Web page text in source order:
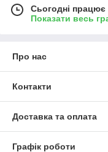
Сьогодні працює
Показати весь
Про нас
Контакти
Доставка та оплата
Графік роботи